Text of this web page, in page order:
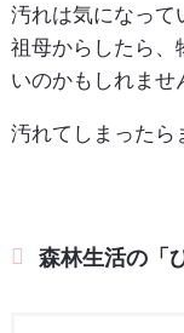
汚れは気になって
祖母からしたら、
いのかもしれませ
汚れてしまったら
森林生活の「